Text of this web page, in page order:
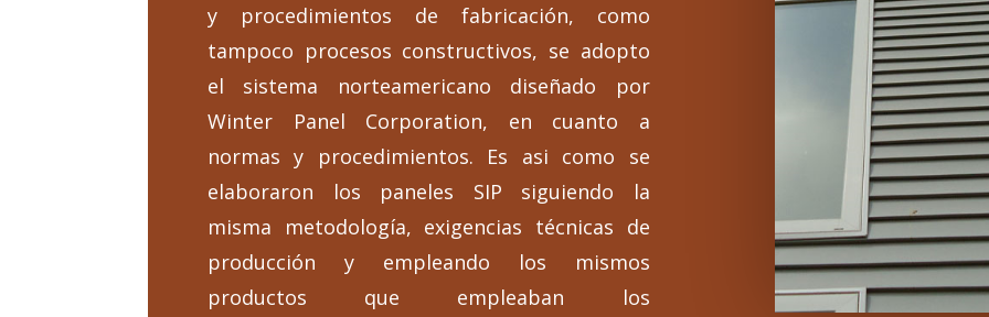
y procedimientos de fabricación, como
tampoco procesos constructivos, se adopto
el sistema norteamericano diseñado por
Winter Panel Corporation, en cuanto a
normas y procedimientos. Es asi como se
elaboraron los paneles SIP siguiendo la
misma metodología, exigencias técnicas de
producción y empleando los mismos
productos que empleaban los